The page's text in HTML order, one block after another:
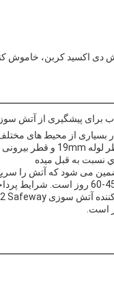
دی اکسید کربن، خاموش
است.